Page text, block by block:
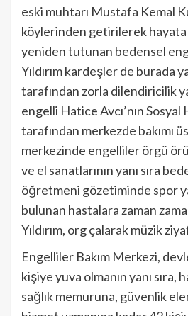
eski muhtarı Mustafa Kemal
köylerinden getirilerek hayata
yeniden tutunan bedensel
Yıldırım kardeşler de burada
tarafından zorla dilendiricilik
engelli Hatice Avcı’nın
tarafından merkezde bakımı
merkezinde engelliler örgü
ve el sanatlarının yanı sıra
öğretmeni gözetiminde spor
bulunan hastalara zaman
Yıldırım, org çalarak müzik
Engelliler Bakım Merkezi,
kişiye yuva olmanın yanı sıra,
sağlık memuruna, güvenlik